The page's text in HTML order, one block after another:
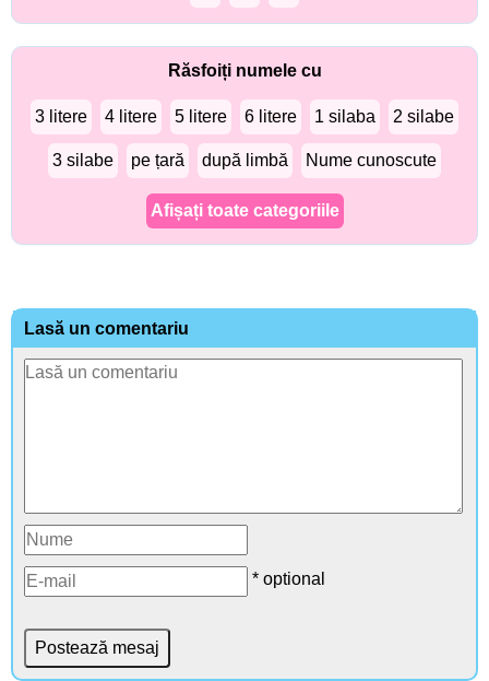
Răsfoiți numele cu
3 litere 4 litere 5 litere 6 litere 1 silaba 2 silabe
3 silabe pe țară după limbă Nume cunoscute
Afișați toate categoriile
Lasă un comentariu
* optional